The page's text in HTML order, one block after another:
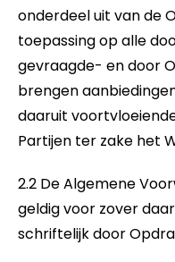
onderdeel uit van de
toepassing op alle
gevraagde- en door
brengen
daaruit
Partijen ter zake het
2.2 De Algemene
geldig voor zover
schriftelijk door